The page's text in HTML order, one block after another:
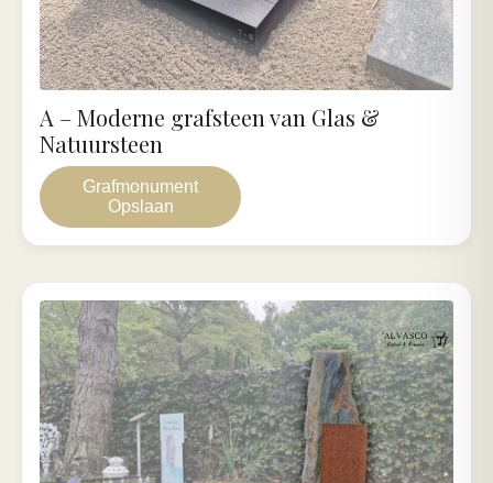
Grafmonument
Opslaan
A – Moderne grafsteen van Glas &
Natuursteen